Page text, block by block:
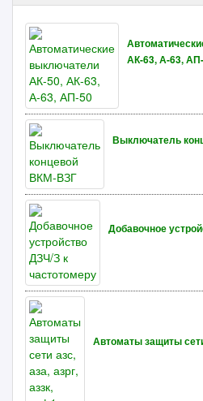
АК-63, А-63,
Выключатель
Добавочное
Автоматы защиты